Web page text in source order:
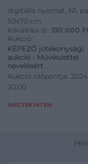
digitális nyomat, N1,
50x70 cm
Kikiáltási ár: 130 000
Aukció:
KÉPEZŐ jótékonysági
aukció - Művészettel
nevelésért
Aukció időpontja: 2024-
20:00
MEGTEKINTEM